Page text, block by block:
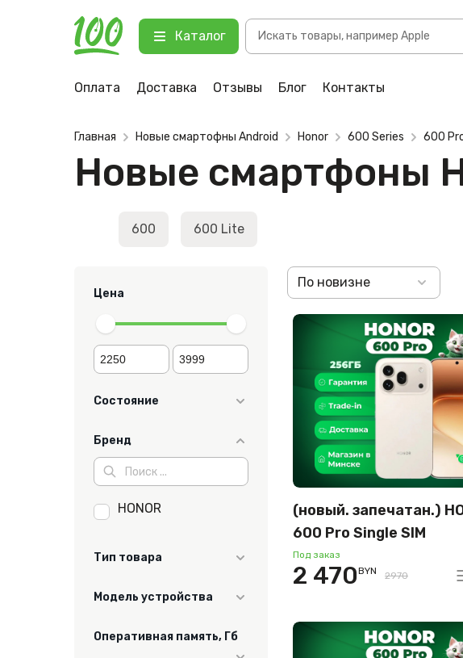
Каталог
Поиск
товаров
Оплата Доставка Отзывы Блог Контакты
Главная Новые смартофны Android Honor 600 Series 600
Новые смартфоны
600 600 Lite
Цена
Состояние
Бренд
HONOR
Тип товара
Смартфон
Модель устройства
Оперативная память, Гб
По новизне
(новый. запечатан.)
600 Pro Single SIM
12GB/256GB
международная
Под заказ
2 470BYN 2970